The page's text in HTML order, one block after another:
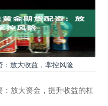
放大收益，掌控风险
放大资金，提升收益的杠